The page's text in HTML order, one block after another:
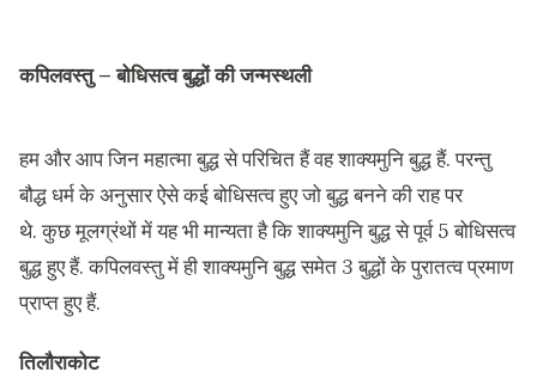
कपिलवस्तु –बोधिसत्वबुद्धों की जन्मस्थली
हम और आप जिन महात्मा बुद्ध से परिचित हैं वह शाक्यमुनि बुद्ध हैं. परन्तु
बौद्ध धर्म के अनुसार ऐसे कई बोधिसत्व हुए जो बुद्ध बनने की राह पर
थे. कुछ मूलग्रंथों में यह भी मान्यता है कि शाक्यमुनि बुद्ध से पूर्व 5 बोधिसत्व
बुद्ध हुए हैं. कपिलवस्तु में ही शाक्यमुनि बुद्ध समेत 3 बुद्धों के पुरातत्व प्रमाण
प्राप्त हुए हैं.
तिलौराकोट